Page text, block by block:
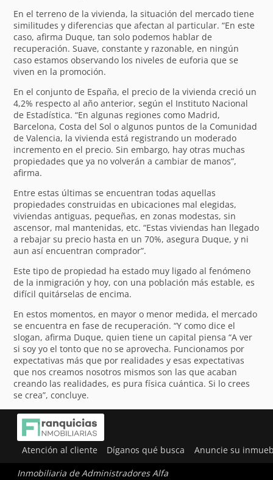
En el terreno de la vivienda, la situación del mercado tiene
similitudes y diferencias que afectan al particular. “En este
caso, afirma Duque, tan solo podemos hablar de
recuperación. Suave, constante y razonable, en ningún
caso estamos observando los niveles de euforia que se
viven en la promoción.
En el conjunto de España, el precio de la vivienda creció un
4,2% respecto al año anterior, según el Instituto Nacional
de Estadística. “En algunas regiones como Madrid,
Barcelona, Costa del Sol o algunos puntos de la Comunidad
de Valencia, la vivienda está registrando un moderado
incremento en el precio. Sin embargo, hay otras muchas
propiedades que ya no volverán a cambiar de manos”,
afirma.
Entre estas últimas se encuentran todas aquellas
propiedades construidas en ubicaciones mal elegidas,
viviendas antiguas, pequeñas, en zonas modestas, sin
ascensor, mal mantenidas, etc. “Estas viviendas han llegado
a rebajar su precio hasta en un 70%, asegura Duque, y ni
aun así encuentran comprador”.
Este tipo de propiedad ha estado muy ligado al fenómeno
de la inmigración y hoy, con una población más estable, es
difícil quitárselas de encima.
En estos momentos, en mayor o menor medida, el mercado
se encuentra en fase de recuperación. “Y como dice el
slogan, afirma Duque, quien tiene un capital piensa “A ver
si soy yo el tonto que no se aprovecha. Funcionamos por
expectativas más que por realidades y esas expectativas
que nos creamos nosotros mismos son las que acaban
creando las realidades, es pura física cuántica. Si lo crees
se crea”, concluye.
Atención al cliente Díganos qué busca Anuncie su
Inmobiliaria de Administradores Alfa